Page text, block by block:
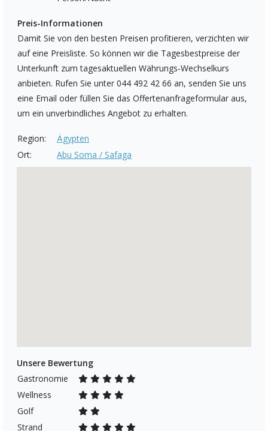
Preis-Informationen
Damit Sie von den besten Preisen profitieren, verzichten wir
auf eine Preisliste. So können wir die Tagesbestpreise der
Unterkunft zum tagesaktuellen Währungs-Wechselkurs
anbieten. Rufen Sie unter 044 492 42 66 an, senden Sie uns
eine Email oder füllen Sie das Offertenanfrageformular aus,
um ein unverbindliches Angebot zu erhalten.
Region:
Ägypten
Ort:
Abu Soma / Safaga
Unsere Bewertung
Gastronomie
Wellness
Golf
Strand